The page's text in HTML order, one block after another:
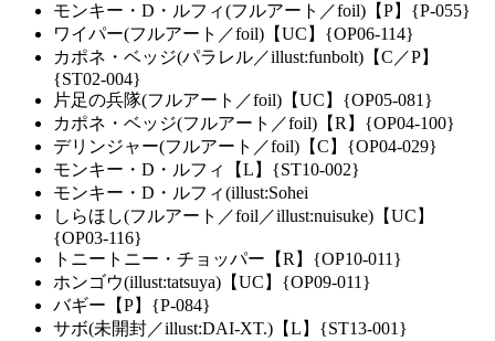
モンキー・D・ルフィ(フルアート／foil)【P】{P-055}
ワイパー(フルアート／foil)【UC】{OP06-114}
カポネ・ベッジ(パラレル／illust:funbolt)【C／P】
{ST02-004}
片足の兵隊(フルアート／foil)【UC】{OP05-081}
カポネ・ベッジ(フルアート／foil)【R】{OP04-100}
デリンジャー(フルアート／foil)【C】{OP04-029}
モンキー・D・ルフィ【L】{ST10-002}
モンキー・D・ルフィ(illust:Sohei
しらほし(フルアート／foil／illust:nuisuke)【UC】
{OP03-116}
トニートニー・チョッパー【R】{OP10-011}
ホンゴウ(illust:tatsuya)【UC】{OP09-011}
バギー【P】{P-084}
サボ(未開封／illust:DAI-XT.)【L】{ST13-001}